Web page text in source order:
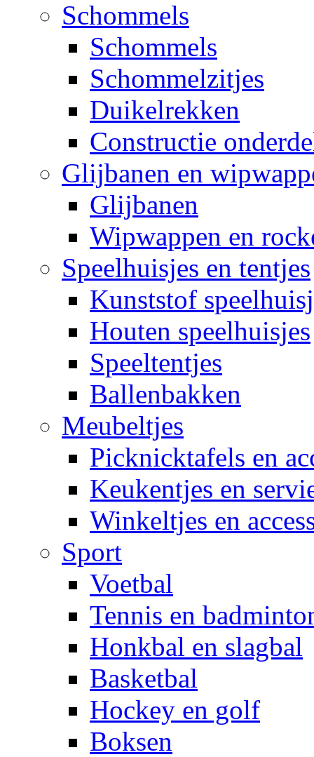
Schommels
Schommels
Schommelzitjes
Duikelrekken
Constructie
Glijbanen en
Glijbanen
Wipwappen en
Speelhuisjes en tentjes
Kunststof
Houten speelhuisjes
Speeltentjes
Ballenbakken
Meubeltjes
Picknicktafels en
Keukentjes en
Winkeltjes en
Sport
Voetbal
Tennis en
Honkbal en slagbal
Basketbal
Hockey en golf
Boksen